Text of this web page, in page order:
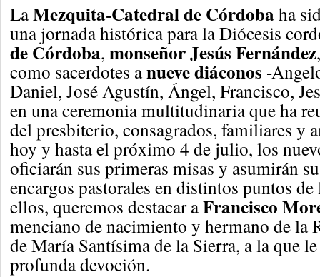
LaMezquita-Catedral de Córdoba ha
una jornada histórica para la Diócesis
de Córdoba, monseñor Jesús Fernández
como sacerdotes anueve diáconos -
Daniel, José Agustín, Ángel, Francisco,
en una ceremonia multitudinaria que ha
del presbiterio, consagrados, familiares y
hoy y hasta el próximo 4 de julio, los
oficiarán sus primeras misas y asumirán
encargos pastorales en distintos puntos
ellos, queremos destacar aFrancisco
menciano de nacimiento y hermano de la
de María Santísima de la Sierra, a la que
profunda devoción.